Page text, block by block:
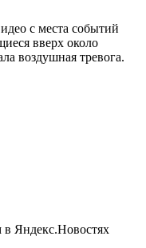
с места событий
вверх около
воздушная тревога.
Яндекс.Новостях